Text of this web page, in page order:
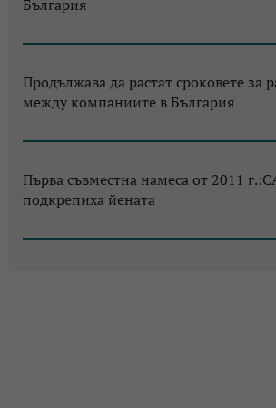
България
Продължава да растат сроковете за
между компаниите в България
Първа съвместна намеса от 2011
подкрепиха йената